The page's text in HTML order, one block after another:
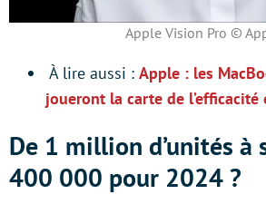
Apple Vision Pro ©
À lire aussi : Apple : les
joueront la carte de l’efficacité
De 1 million d’unités à
400 000 pour 2024 ?